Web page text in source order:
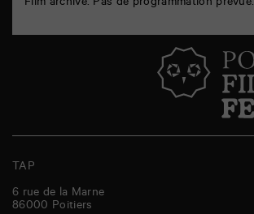
Film archivé. Pas de programmation prévue.
TAP
6 rue de la Marne
86000 Poitiers